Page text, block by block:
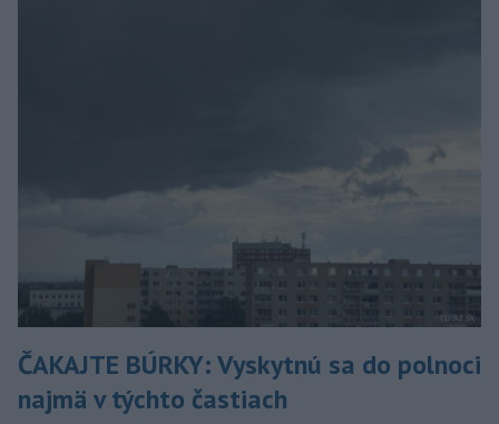
ČAKAJTE BÚRKY: Vyskytnú sa do polnoci
najmä v týchto častiach